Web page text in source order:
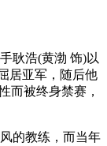
耿浩(黄渤 饰)以
居亚军，随后他
而被终身禁赛，
的教练，而当年